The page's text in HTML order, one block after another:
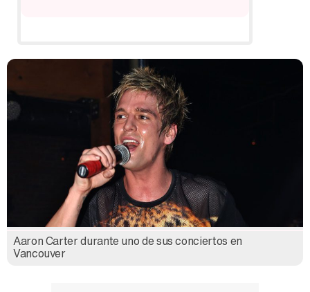
Aaron Carter durante uno de sus conciertos en
Vancouver